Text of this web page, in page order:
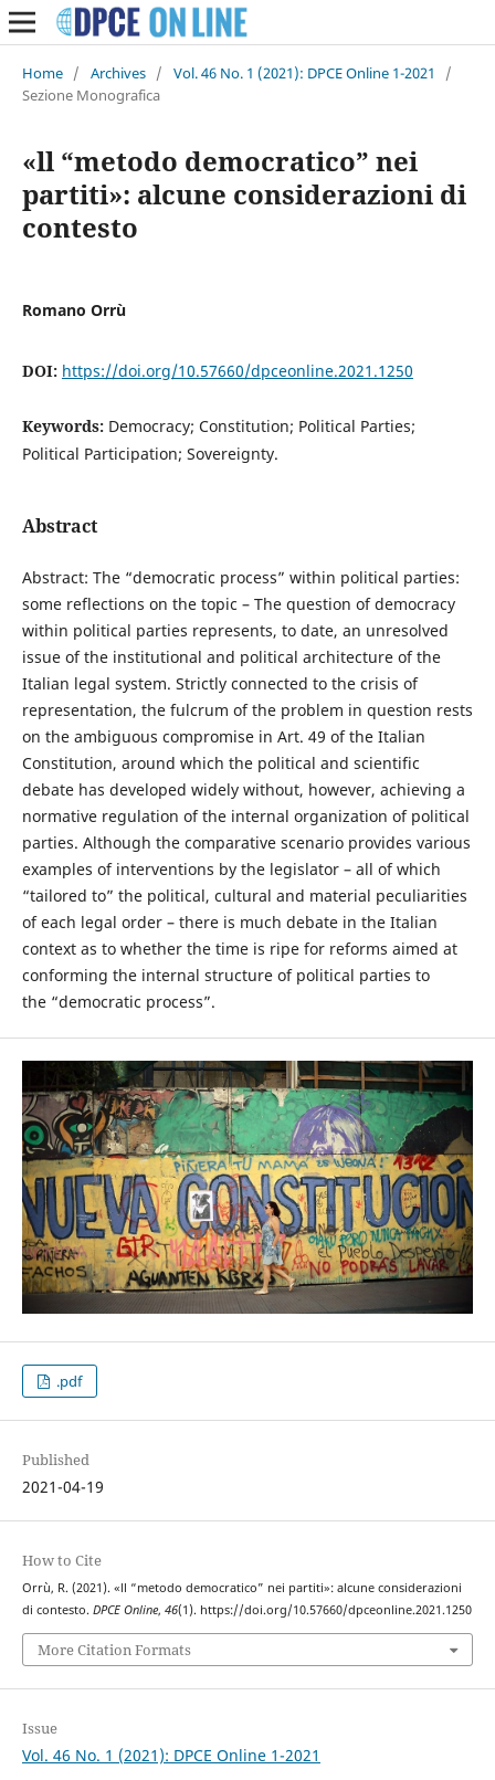
Home / Archives / Vol. 46 No. 1 (2021): DPCE Online 1-2021
/
Sezione Monografica
«ll “metodo democratico” nei
partiti»: alcune considerazioni di
contesto
Romano Orrù
DOI: https://doi.org/10.57660/dpceonline.2021.1250
Keywords: Democracy; Constitution; Political Parties;
Political Participation; Sovereignty.
Abstract
Abstract: The “democratic process” within political parties:
some reflections on the topic – The question of democracy
within political parties represents, to date, an unresolved
issue of the institutional and political architecture of the
Italian legal system. Strictly connected to the crisis of
representation, the fulcrum of the problem in question rests
on the ambiguous compromise in Art. 49 of the Italian
Constitution, around which the political and scientific
debate has developed widely without, however, achieving a
normative regulation of the internal organization of political
parties. Although the comparative scenario provides various
examples of interventions by the legislator – all of which
“tailored to” the political, cultural and material peculiarities
of each legal order – there is much debate in the Italian
context as to whether the time is ripe for reforms aimed at
conforming the internal structure of political parties to
the “democratic process”.
.pdf
Published
2021-04-19
How to Cite
Orrù, R. (2021). «ll “metodo democratico” nei partiti»: alcune considerazioni
di contesto. DPCE Online, 46(1). https://doi.org/10.57660/dpceonline.2021.1250
More Citation Formats
Issue
Vol. 46 No. 1 (2021): DPCE Online 1-2021